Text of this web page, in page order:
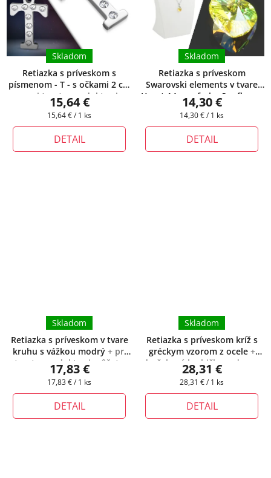
Retiazka s príveskom s
písmenom - T - s očkami 2 cm
+ pri tomto produkte si
môžete zvoliť dĺžku retiazky
Skladom
15,64 €
Jednotková
cena:
15,64 € / 1 ks
DETAIL
Retiazka s príveskom
Swarovski elements v tvare
Heart 14 mm farba Sunflower
+ darčeková krabička
zadarmo
Skladom
14,30 €
Jednotková
cena:
14,30 € / 1 ks
DETAIL
Retiazka s príveskom v tvare
kruhu s vážkou modrý + pri
tomto produkte si môžete
zvoliť dĺžku retiazky podľa
Vášich potrieb
Skladom
17,83 €
Jednotková
cena:
17,83 € / 1 ks
DETAIL
Retiazka s príveskom kríž s
gréckym vzorom z ocele +
darčeková krabička zadarmo
Skladom
28,31 €
Jednotková
cena:
28,31 € / 1 ks
DETAIL